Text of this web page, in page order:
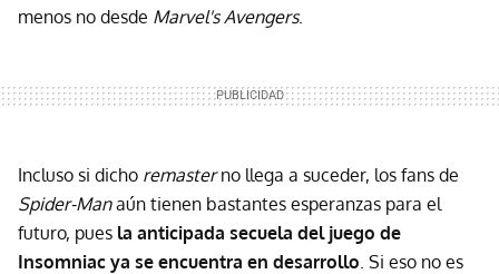
menos no desde Marvel's Avengers.
Incluso si dicho remasterno llega a suceder, los fans de
Spider-Manaún tienen bastantes esperanzas para el
futuro, pues la anticipada secuela del juego de
Insomniac ya se encuentra en desarrollo . Si eso no es